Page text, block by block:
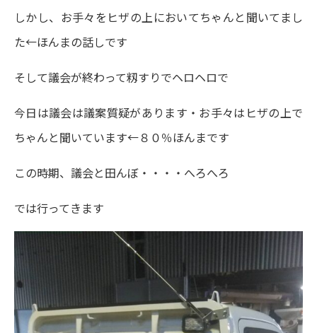
しかし、お手々をヒザの上においてちゃんと聞いてまし
た←ほんまの話しです
そして議会が終わって籾すりでヘロヘロで
今日は議会は議案質疑があります・お手々はヒザの上で
ちゃんと聞いています←８０％ほんまです
この時期、議会と田んぼ・・・・へろへろ
では行ってきます